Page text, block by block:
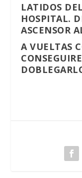
LATIDOS
HOSPITAL.
ASCENSOR
A VUELTAS